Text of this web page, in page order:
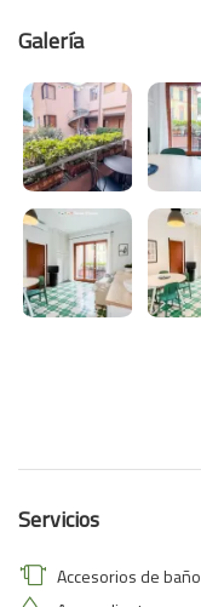
Galería
Servicios
Accesorios de baño